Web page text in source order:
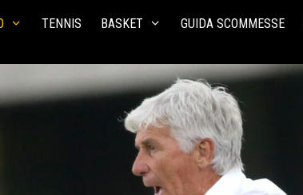
TENNIS BASKET GUIDA SCOMMESSE